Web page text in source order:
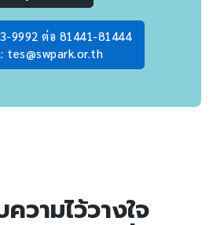
9992 ต่อ 81441-81444
tes@swpark.or.th
ความไว้วางใจ